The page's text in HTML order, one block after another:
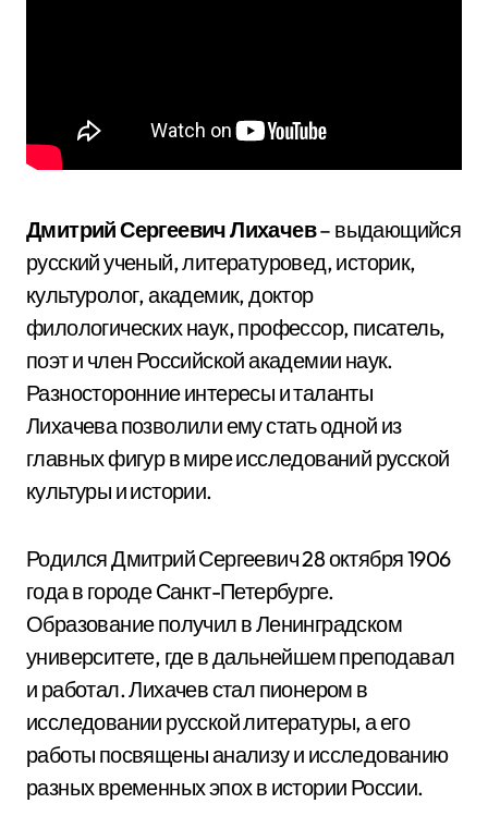
Дмитрий Сергеевич Лихачев– выдающийся
русский ученый, литературовед, историк,
культуролог, академик, доктор
филологических наук, профессор, писатель,
поэт и член Российской академии наук.
Разносторонние интересы и таланты
Лихачева позволили ему стать одной из
главных фигур в мире исследований русской
культуры и истории.
Родился Дмитрий Сергеевич 28 октября 1906
года в городе Санкт-Петербурге.
Образование получил в Ленинградском
университете, где в дальнейшем преподавал
и работал. Лихачев стал пионером в
исследовании русской литературы, а его
работы посвящены анализу и исследованию
разных временных эпох в истории России.